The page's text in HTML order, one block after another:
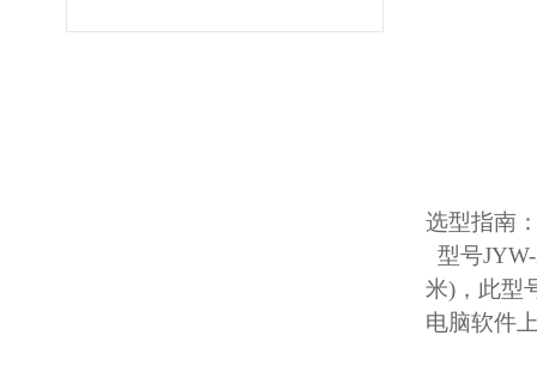
选型指南
型号
米)，此型
电脑软件